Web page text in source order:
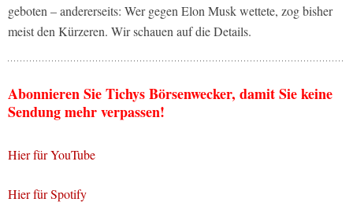
geboten – andererseits: Wer gegen Elon Musk wettete, zog bisher
meist den Kürzeren. Wir schauen auf die Details.
Abonnieren Sie Tichys Börsenwecker, damit Sie keine
Sendung mehr verpassen!
Hier für YouTube
Hier für Spotify